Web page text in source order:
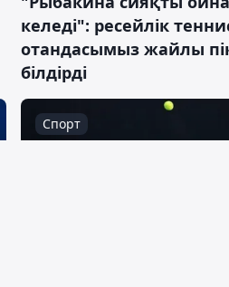
келеді": ресейлік
отандасымыз жайлы
білдірді
Спорт